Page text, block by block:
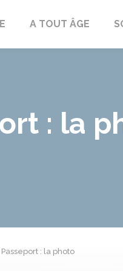
A TOUT ÂGE
: la
: la photo